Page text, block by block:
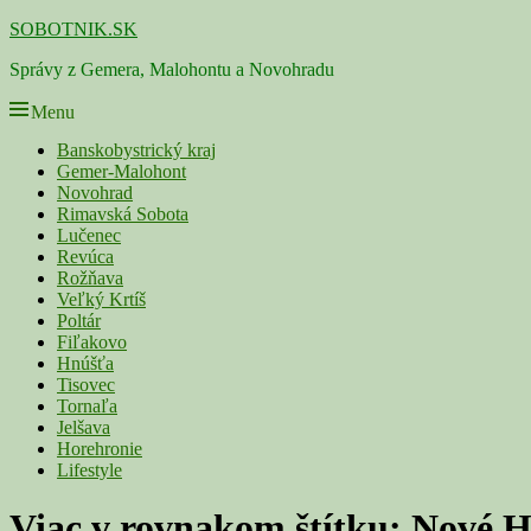
Skip
content
SOBOTNIK.SK
Správy z Gemera, Malohontu a Novohradu
Menu
Primárne
menu
Banskobystrický kraj
Gemer-Malohont
Novohrad
Rimavská Sobota
Lučenec
Revúca
Rožňava
Veľký Krtíš
Poltár
Fiľakovo
Hnúšťa
Tisovec
Tornaľa
Jelšava
Horehronie
Lifestyle